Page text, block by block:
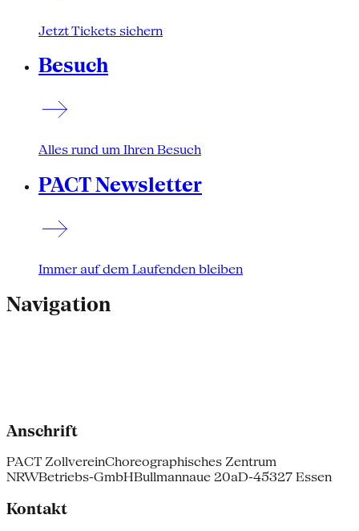
Jetzt Tickets sichern
Besuch
Alles rund um Ihren Besuch
PACT Newsletter
Immer auf dem Laufenden bleiben
Navigation
Anschrift
PACT ZollvereinChoreographisches Zentrum
NRWBetriebs-GmbHBullmannaue 20aD-45327 Essen
Kontakt